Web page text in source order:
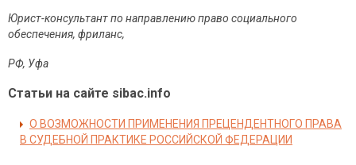
Юрист-консультант по направлению право социального
обеспечения, фриланс,
РФ, Уфа
Статьи на сайте sibac.info
О ВОЗМОЖНОСТИ ПРИМЕНЕНИЯ ПРЕЦЕНДЕНТНОГО ПРАВА
В СУДЕБНОЙ ПРАКТИКЕ РОССИЙСКОЙ ФЕДЕРАЦИИ